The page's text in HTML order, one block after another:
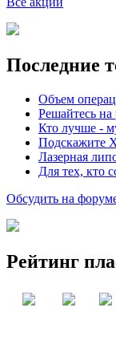
Последние
Объем
Решайтесь
Кто лучше -
Подскажите
Лазерная
Для тех, кто
Обсудить на
Рейтинг